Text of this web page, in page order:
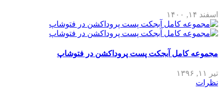
اسفند ۱۴, ۱۴۰۰
مجموعه کامل آبجکت پست پروداکشن در فتوشاپ
تیر ۱۱, ۱۳۹۶
نظرات